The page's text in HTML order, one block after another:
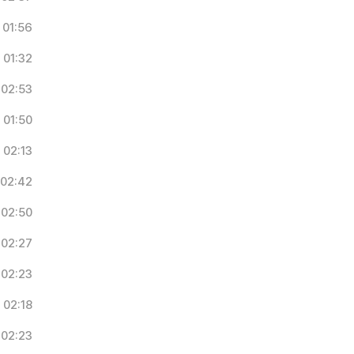
01:56
01:32
02:53
01:50
02:13
02:42
02:50
02:27
02:23
02:18
02:23